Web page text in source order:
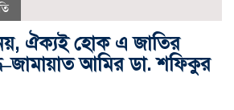
ঐক্যই হোক এ জাতির
আমির ডা. শফিকুর